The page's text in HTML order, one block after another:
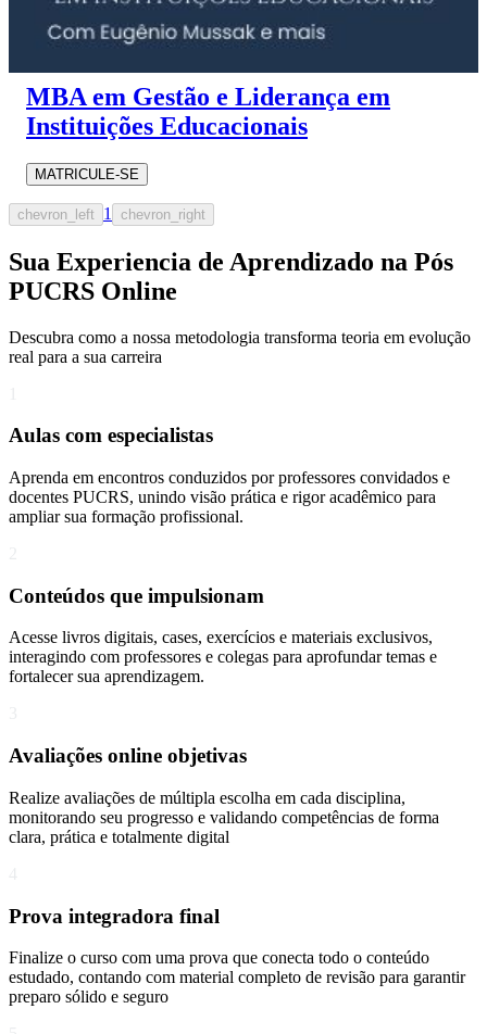
MBA em Gestão e Liderança em
Instituições Educacionais
MATRICULE-SE
chevron_left 1 chevron_right
Sua Experiencia de Aprendizado na Pós
PUCRS Online
Descubra como a nossa metodologia transforma teoria em evolução
real para a sua carreira​
Aulas com especialistas
Aprenda em encontros conduzidos por professores convidados e
docentes PUCRS, unindo visão prática e rigor acadêmico para
ampliar sua formação profissional.
Conteúdos que impulsionam
Acesse livros digitais, cases, exercícios e materiais exclusivos,
interagindo com professores e colegas para aprofundar temas e
fortalecer sua aprendizagem.
Avaliações online objetivas
Realize avaliações de múltipla escolha em cada disciplina,
monitorando seu progresso e validando competências de forma
clara, prática e totalmente digital
Prova integradora final
Finalize o curso com uma prova que conecta todo o conteúdo
estudado, contando com material completo de revisão para garantir
preparo sólido e seguro